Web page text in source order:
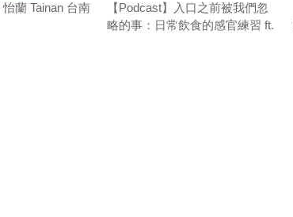
怡蘭 Tainan 台南
【Podcast】入口之前被我們忽
略的事：日常飲食的感官練習 ft.